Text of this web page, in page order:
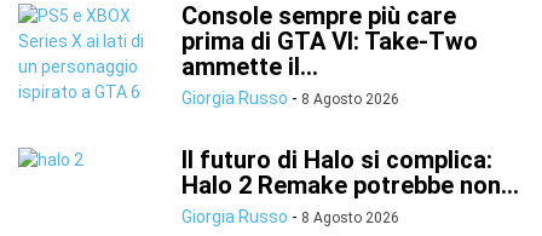
Console sempre più care
prima di GTA VI: Take-Two
ammette il...
Giorgia Russo - 8 Agosto 2026
Il futuro di Halo si complica:
Halo 2 Remake potrebbe non...
Giorgia Russo - 8 Agosto 2026